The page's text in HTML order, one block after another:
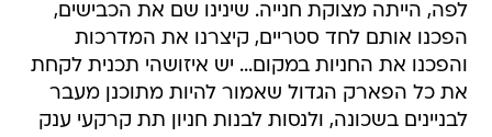
לפה, הייתה מצוקת חנייה. שינינו שם את הכבישים,
הפכנו אותם לחד סטריים, קיצרנו את המדרכות
והפכנו את החניות במקום... יש איזושהי תכנית לקחת
את כל הפארק הגדול שאמור להיות מתוכנן מעבר
לבניינים בשכונה, ולנסות לבנות חניון תת קרקעי ענק